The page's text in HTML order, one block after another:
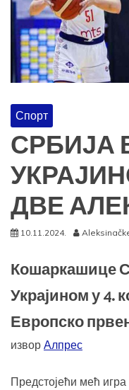
Спорт
СРБИЈА
ДВЕ
10.11.2024.
Кошаркашице
Украјином у 4.
Европско
извор Алпрес
Предстојећи мећ игра